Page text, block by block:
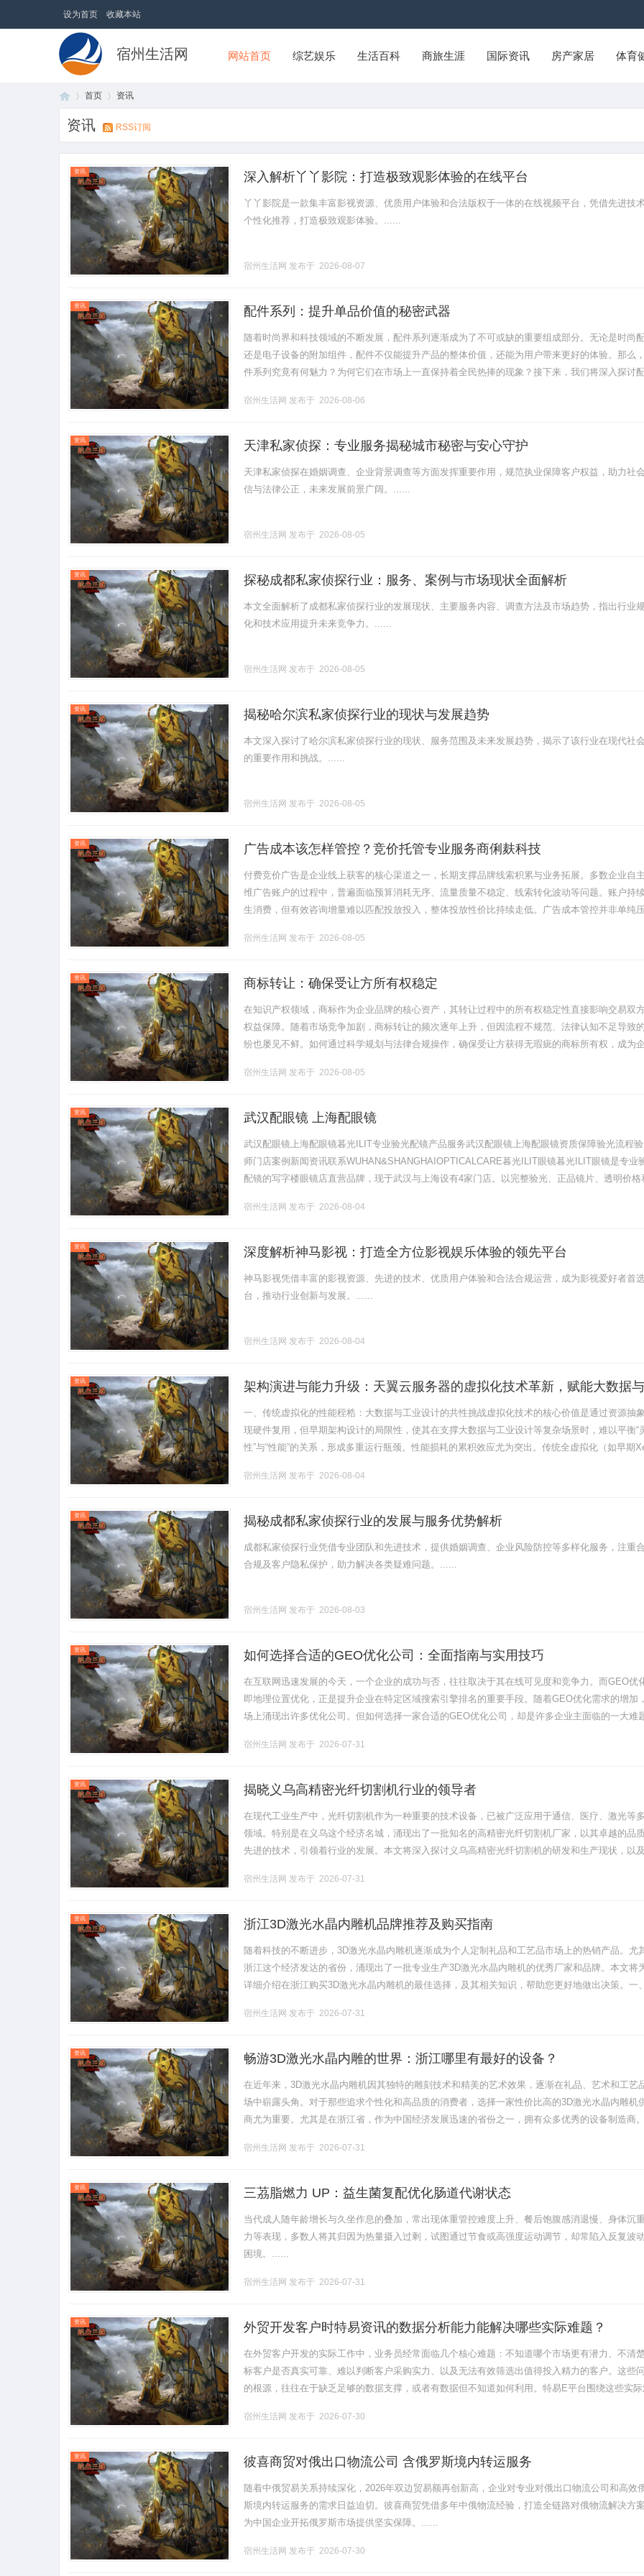
设为首页 收藏本站
宿州生活网 网站首页 综艺娱乐 生活百科 商旅生涯 国际资讯 房产家居 体育
首页 资讯
资讯 RSS订阅
资讯 深入解析丫丫影院：打造极致观影体验的在线平台
丫丫影院是一款集丰富影视资源、优质用户体验和合法版权于一体的在线视频平台，凭借先进技
个性化推荐，打造极致观影体验。......
宿州生活网 发布于 2026-08-07
资讯 配件系列：提升单品价值的秘密武器
随着时尚界和科技领域的不断发展，配件系列逐渐成为了不可或缺的重要组成部分。无论是时尚
还是电子设备的附加组件，配件不仅能提升产品的整体价值，还能为用户带来更好的体验。那么
件系列究竟有何魅力？为何它们在市场上一直保持着全民热捧的现象？接下来，我们将深入探讨
上，能.........
宿州生活网 发布于 2026-08-06
资讯 天津私家侦探：专业服务揭秘城市秘密与安心守护
天津私家侦探在婚姻调查、企业背景调查等方面发挥重要作用，规范执业保障客户权益，助力社
信与法律公正，未来发展前景广阔。......
宿州生活网 发布于 2026-08-05
资讯 探秘成都私家侦探行业：服务、案例与市场现状全面解析
本文全面解析了成都私家侦探行业的发展现状、主要服务内容、调查方法及市场趋势，指出行业
化和技术应用提升未来竞争力。......
宿州生活网 发布于 2026-08-05
资讯 揭秘哈尔滨私家侦探行业的现状与发展趋势
本文深入探讨了哈尔滨私家侦探行业的现状、服务范围及未来发展趋势，揭示了该行业在现代社
的重要作用和挑战。......
宿州生活网 发布于 2026-08-05
资讯 广告成本该怎样管控？竞价托管专业服务商俐麸科技
付费竞价广告是企业线上获客的核心渠道之一，长期支撑品牌线索积累与业务拓展。多数企业自
维广告账户的过程中，普遍面临预算消耗无序、流量质量不稳定、线索转化波动等问题。账户持
生消费，但有效咨询增量难以匹配投放投入，整体投放性价比持续走低。广告成本管控并非单纯
依托标准.........
宿州生活网 发布于 2026-08-05
资讯 商标转让：确保受让方所有权稳定
在知识产权领域，商标作为企业品牌的核心资产，其转让过程中的所有权稳定性直接影响交易双
权益保障。随着市场竞争加剧，商标转让的频次逐年上升，但因流程不规范、法律认知不足导致
纷也屡见不鲜。如何通过科学规划与法律合规操作，确保受让方获得无瑕疵的商标所有权，成为
析，为受.........
宿州生活网 发布于 2026-08-05
资讯 武汉配眼镜 上海配眼镜
武汉配眼镜上海配眼镜暮光ILIT专业验光配镜产品服务武汉配眼镜上海配眼镜资质保障验光流程
师门店案例新闻资讯联系WUHAN&SHANGHAIOPTICALCARE暮光ILIT眼镜暮光ILIT眼镜是专业
配镜的写字楼眼镜店直营品牌，现于武汉与上海设有4家门店。以完整验光、正品镜片、透明价格
宿州生活网 发布于 2026-08-04
资讯 深度解析神马影视：打造全方位影视娱乐体验的领先平台
神马影视凭借丰富的影视资源、先进的技术、优质用户体验和合法合规运营，成为影视爱好者首
台，推动行业创新与发展。......
宿州生活网 发布于 2026-08-04
资讯
架构演进与能力升级：天翼云服务器的虚拟化技术革新，赋能大数据
业设计高效运行
一、传统虚拟化的性能桎梏：大数据与工业设计的共性挑战虚拟化技术的核心价值是通过资源抽
现硬件复用，但早期架构设计的局限性，使其在支撑大数据与工业设计等复杂场景时，难以平衡“
性”与“性能”的关系，形成多重运行瓶颈。性能损耗的累积效应尤为突出。传统全虚拟化（如早期
数.........
宿州生活网 发布于 2026-08-04
资讯 揭秘成都私家侦探行业的发展与服务优势解析
成都私家侦探行业凭借专业团队和先进技术，提供婚姻调查、企业风险防控等多样化服务，注重
合规及客户隐私保护，助力解决各类疑难问题。......
宿州生活网 发布于 2026-08-03
资讯 如何选择合适的GEO优化公司：全面指南与实用技巧
在互联网迅速发展的今天，一个企业的成功与否，往往取决于其在线可见度和竞争力。而GEO优
即地理位置优化，正是提升企业在特定区域搜索引擎排名的重要手段。随着GEO优化需求的增加
场上涌现出许多优化公司。但如何选择一家合适的GEO优化公司，却是许多企业主面临的一大难题
解.........
宿州生活网 发布于 2026-07-31
资讯 揭晓义乌高精密光纤切割机行业的领导者
在现代工业生产中，光纤切割机作为一种重要的技术设备，已被广泛应用于通信、医疗、激光等
领域。特别是在义乌这个经济名城，涌现出了一批知名的高精密光纤切割机厂家，以其卓越的品
先进的技术，引领着行业的发展。本文将深入探讨义乌高精密光纤切割机的研发和生产现状，以
展，市场.........
宿州生活网 发布于 2026-07-31
资讯 浙江3D激光水晶内雕机品牌推荐及购买指南
随着科技的不断进步，3D激光水晶内雕机逐渐成为个人定制礼品和工艺品市场上的热销产品。尤
浙江这个经济发达的省份，涌现出了一批专业生产3D激光水晶内雕机的优秀厂家和品牌。本文将
详细介绍在浙江购买3D激光水晶内雕机的最佳选择，及其相关知识，帮助您更好地做出决策。一
内.........
宿州生活网 发布于 2026-07-31
资讯 畅游3D激光水晶内雕的世界：浙江哪里有最好的设备？
在近年来，3D激光水晶内雕机因其独特的雕刻技术和精美的艺术效果，逐渐在礼品、艺术和工艺
场中崭露头角。对于那些追求个性化和高品质的消费者，选择一家性价比高的3D激光水晶内雕机
商尤为重要。尤其是在浙江省，作为中国经济发展迅速的省份之一，拥有众多优秀的设备制造商
选.........
宿州生活网 发布于 2026-07-31
资讯 三茘脂燃力 UP：益生菌复配优化肠道代谢状态
当代成人随年龄增长与久坐作息的叠加，常出现体重管控难度上升、餐后饱腹感消退慢、身体沉
力等表现，多数人将其归因为热量摄入过剩，试图通过节食或高强度运动调节，却常陷入反复波
困境。......
宿州生活网 发布于 2026-07-31
资讯 外贸开发客户时特易资讯的数据分析能力能解决哪些实际难题？
在外贸客户开发的实际工作中，业务员经常面临几个核心难题：不知道哪个市场更有潜力、不清
标客户是否真实可靠、难以判断客户采购实力、以及无法有效筛选出值得投入精力的客户。这些
的根源，往往在于缺乏足够的数据支撑，或者有数据但不知道如何利用。特易E平台围绕这些实
清晰地.........
宿州生活网 发布于 2026-07-30
资讯 彼喜商贸对俄出口物流公司 含俄罗斯境内转运服务
随着中俄贸易关系持续深化，2026年双边贸易额再创新高，企业对专业对俄出口物流公司和高效
斯境内转运服务的需求日益迫切。彼喜商贸凭借多年中俄物流经验，打造全链路对俄物流解决方案
为中国企业开拓俄罗斯市场提供坚实保障。......
宿州生活网 发布于 2026-07-30